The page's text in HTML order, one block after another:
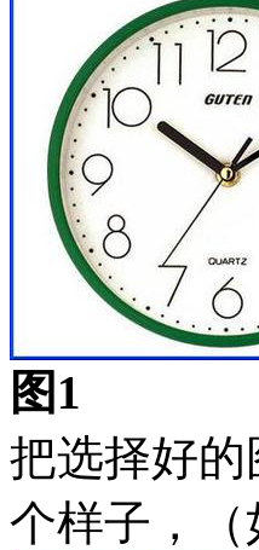
图1
把选择好
个样子，